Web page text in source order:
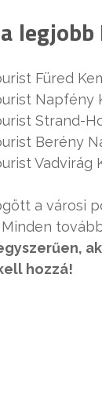
Füred
Napfény
Strand-
Berény
Vadvirág
a városi
hozzá!